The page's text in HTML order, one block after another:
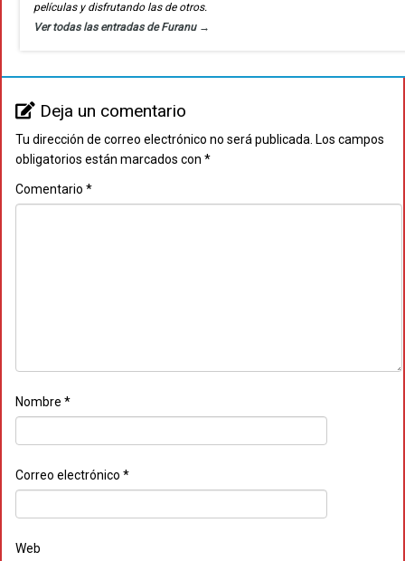
películas y disfrutando las de otros.
Ver todas las entradas de Furanu →
Deja un comentario
Tu dirección de correo electrónico no será publicada. Los campos
obligatorios están marcados con *
Comentario *
Nombre *
Correo electrónico *
Web